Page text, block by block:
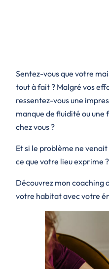
Sentez-vous que votre
tout à fait ? Malgré vos
ressentez-vous une
manque de fluidité ou
chez vous ?
Et si le problème ne
ce que votre lieu exprime ?
Découvrez mon coaching
votre habitat avec votre